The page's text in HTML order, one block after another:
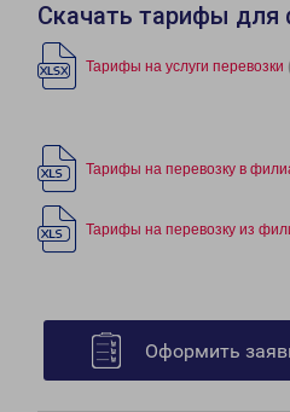
Скачать тарифы для
Тарифы на услуги перевозки
Тарифы на перевозку в
Тарифы на перевозку из
Оформить